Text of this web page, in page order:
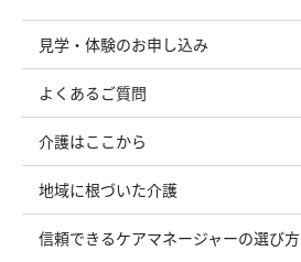
見学・体験のお申し込み
よくあるご質問
介護はここから
地域に根づいた介護
信頼できるケアマネージャーの選び方